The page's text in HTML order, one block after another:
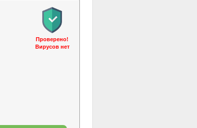
Проверено!
Вирусов нет